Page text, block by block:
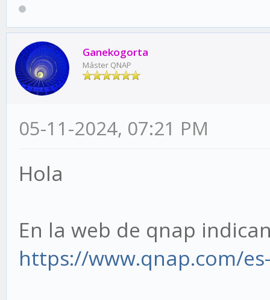
Ganekogorta
Máster QNAP
05-11-2024, 07:21 PM
Hola
En la web de qnap
https://www.qnap.com/